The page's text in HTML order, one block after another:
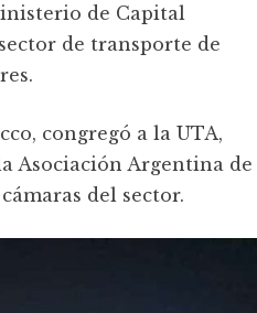
de Capital
de transporte de
congregó a la UTA,
Asociación Argentina de
del sector.